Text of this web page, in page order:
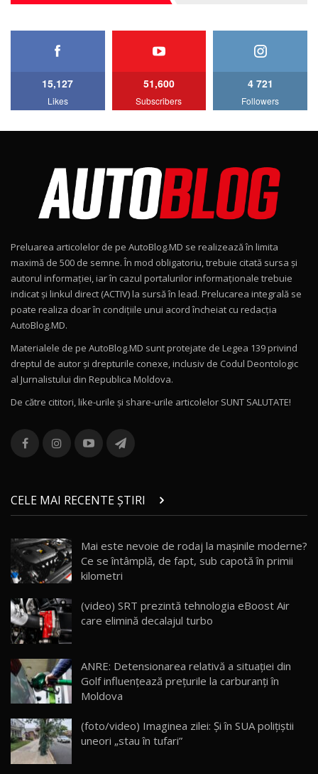
27:33
AutoBlog.MD
15:08
Noul Geely EX2 / Test Drive AutoBlog.MD
15:22
Mercedes-AMG E 53 HYBRID 4MATIC+ / Test
Drive AutoBlog.MD
16:27
11
Noul Volvo ES90 / Test Drive AutoBlog.MD
12
Noul MG HS / Test Drive AutoBlog.MD
16:48
13
combină aventura cu luxul / AutoBlog.MD
36:08
chinez care face lumea să se întoarcă după el
/ AutoBlog.MD
17:27
15 14:37
16
AutoBlogMD
13:10
17 20:06
Va fi modelul nr.1 BYD în Moldova? BYD Seal U
30:08
15,127
Likes
51,600
Subscribers
4 721
Followers
Preluarea articolelor de pe AutoBlog.MD se realizează în limita
maximă de 500 de semne. În mod obligatoriu, trebuie citată sursa și
autorul informației, iar în cazul portalurilor informaționale trebuie
indicat și linkul direct (ACTIV) la sursă în lead. Prelucarea integrală se
poate realiza doar în condițiile unui acord încheiat cu redacţia
AutoBlog.MD.
Materialele de pe AutoBlog.MD sunt protejate de Legea 139 privind
dreptul de autor și drepturile conexe, inclusiv de Codul Deontologic
al Jurnalistului din Republica Moldova.
De către cititori, like-urile şi share-urile articolelor SUNT SALUTATE!
CELE MAI RECENTE ȘTIRI
Mai este nevoie de rodaj la mașinile moderne?
Ce se întâmplă, de fapt, sub capotă în primii
kilometri
(video) SRT prezintă tehnologia eBoost Air
care elimină decalajul turbo
ANRE: Detensionarea relativă a situației din
Golf influențează prețurile la carburanți în
Moldova
(foto/video) Imaginea zilei: Și în SUA polițiștii
uneori „stau în tufari”